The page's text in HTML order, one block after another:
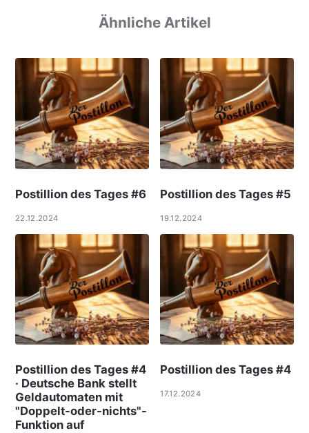
Ähnliche Artikel
Postillion des Tages #6
22.12.2024
Postillion des Tages #5
19.12.2024
Postillion des Tages #4
· Deutsche Bank stellt
Geldautomaten mit
"Doppelt-oder-nichts"-
Funktion auf
Postillion des Tages #4
17.12.2024